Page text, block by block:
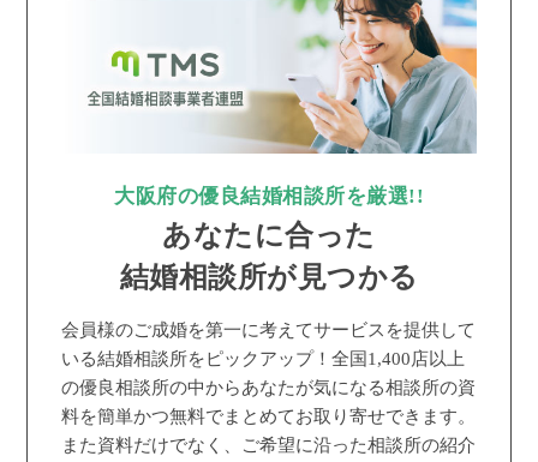
大阪府の優良結婚相談所を厳選!!
あなたに合った
結婚相談所が見つかる
会員様のご成婚を第一に考えてサービスを提供して
いる結婚相談所をピックアップ！全国1,400店以上
の優良相談所の中からあなたが気になる相談所の資
料を簡単かつ無料でまとめてお取り寄せできます。
また資料だけでなく、ご希望に沿った相談所の紹介